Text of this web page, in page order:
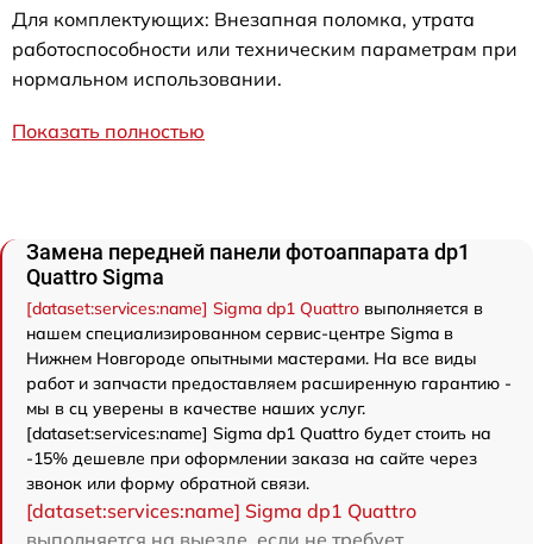
Для комплектующих: Внезапная поломка, утрата
работоспособности или техническим параметрам при
нормальном использовании.
Показать полностью
Замена передней панели фотоаппарата dp1
Quattro Sigma
[dataset:services:name] Sigma dp1 Quattro выполняется в
нашем специализированном сервис-центре Sigma в
Нижнем Новгороде опытными мастерами. На все виды
работ и запчасти предоставляем расширенную гарантию -
мы в сц уверены в качестве наших услуг.
[dataset:services:name] Sigma dp1 Quattro будет стоить на
-15% дешевле при оформлении заказа на сайте через
звонок или форму обратной связи.
[dataset:services:name] Sigma dp1 Quattro
выполняется на выезде, если не требует